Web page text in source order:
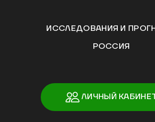
ИССЛЕДОВАНИЯ И
РОССИЯ
ЛИЧНЫЙ